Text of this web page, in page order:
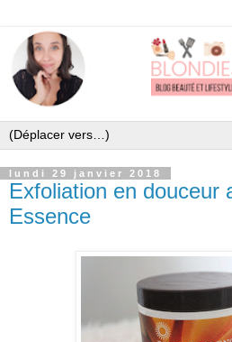
lundi 29 janvier 2018
Exfoliation en douceur
Essence